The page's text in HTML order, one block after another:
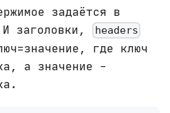
задаётся в
заголовки, headers
где ключ
а значение -